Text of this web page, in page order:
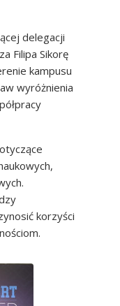
delegacji
Filipa Sikorę
kampusu
wyróżnienia
korzyści